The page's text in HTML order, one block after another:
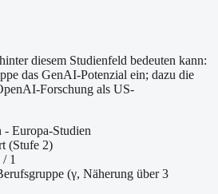
diesem Studienfeld bedeuten kann:
das GenAI-Potenzial ein; dazu die
Forschung als US-
- Europa-Studien
(Stufe 2)
/ 1
(γ, Näherung über 3